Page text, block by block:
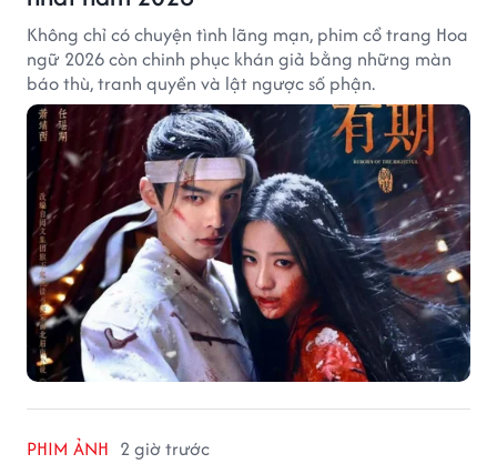
Không chỉ có chuyện tình lãng mạn, phim cổ trang Hoa
ngữ 2026 còn chinh phục khán giả bằng những màn
báo thù, tranh quyền và lật ngược số phận.
PHIM ẢNH 2 giờ trước